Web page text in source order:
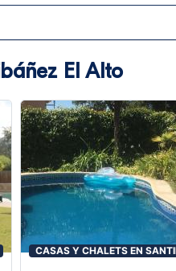
El Alto
CASAS Y CHALETS EN